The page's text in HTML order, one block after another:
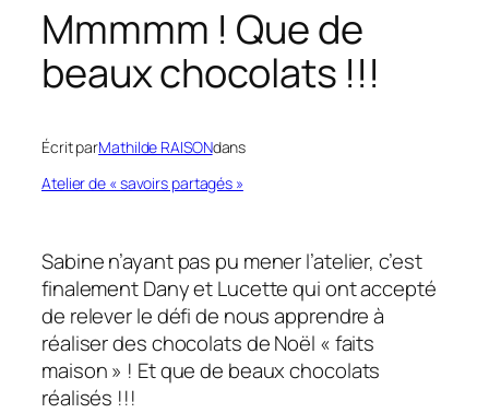
Mmmmm ! Que de
beaux chocolats !!!
Écrit parMathilde RAISONdans
Atelier de « savoirs partagés »
Sabine n’ayant pas pu mener l’atelier, c’est
finalement Dany et Lucette qui ont accepté
de relever le défi de nous apprendre à
réaliser des chocolats de Noël « faits
maison » ! Et que de beaux chocolats
réalisés !!!